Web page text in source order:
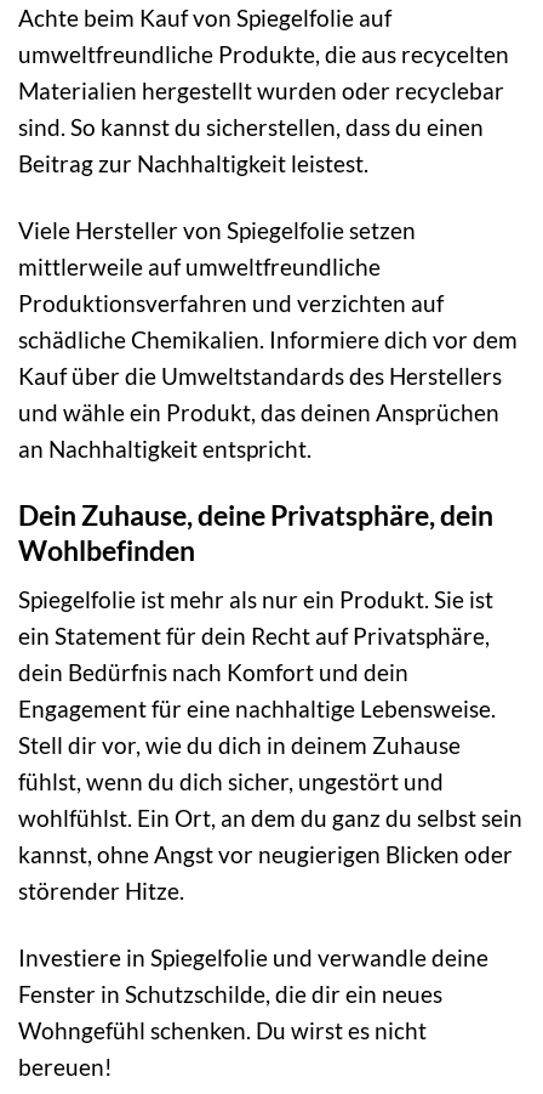
Achte beim Kauf von Spiegelfolie auf
umweltfreundliche Produkte, die aus recycelten
Materialien hergestellt wurden oder recyclebar
sind. So kannst du sicherstellen, dass du einen
Beitrag zur Nachhaltigkeit leistest.
Viele Hersteller von Spiegelfolie setzen
mittlerweile auf umweltfreundliche
Produktionsverfahren und verzichten auf
schädliche Chemikalien. Informiere dich vor dem
Kauf über die Umweltstandards des Herstellers
und wähle ein Produkt, das deinen Ansprüchen
an Nachhaltigkeit entspricht.
Dein Zuhause, deine Privatsphäre, dein
Wohlbefinden
Spiegelfolie ist mehr als nur ein Produkt. Sie ist
ein Statement für dein Recht auf Privatsphäre,
dein Bedürfnis nach Komfort und dein
Engagement für eine nachhaltige Lebensweise.
Stell dir vor, wie du dich in deinem Zuhause
fühlst, wenn du dich sicher, ungestört und
wohlfühlst. Ein Ort, an dem du ganz du selbst sein
kannst, ohne Angst vor neugierigen Blicken oder
störender Hitze.
Investiere in Spiegelfolie und verwandle deine
Fenster in Schutzschilde, die dir ein neues
Wohngefühl schenken. Du wirst es nicht
bereuen!